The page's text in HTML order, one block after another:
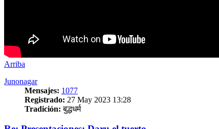
Arriba
Junonagar
Mensajes: 1077
Registrado: 27 May 2023 13:28
Tradición: बुद्धधर्म